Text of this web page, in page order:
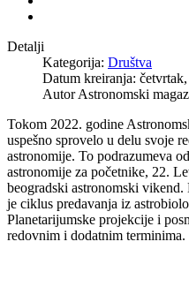
Detalji
Kategorija: Društva
Datum kreiranja:
Autor Astronomski
Tokom 2022. godine
uspešno sprovelo u delu svoje
astronomije. To podrazumeva
astronomije za početnike, 22.
beogradski astronomski
je ciklus predavanja iz
Planetarijumske projekcije i
redovnim i dodatnim terminima.